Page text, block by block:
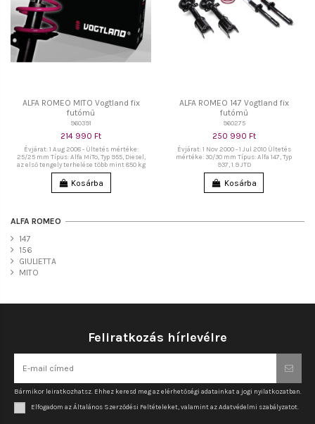
ALFA ROMEO MITO Vogtland fix
futómű
960391
214 990 Ft
Évjárat: 1 Aug 2008 - Ültetés mértéke:
25/25 mm Típus: Alfa MiTo, Typ 955, Diesel,
az első tengely terhelése több mint 850 kg
Kosárba
ALFA ROMEO 147 Vogtland fix
futómű
960275
250 990 Ft
Évjárat: 1 Nov 2000 - 1 Jul 2010 Ültetés
mértéke: 30/30 mm Típus: Alfa 147, Typ
937, 1.9 JTD
Kosárba
ALFA ROMEO
147
156
GIULIETTA
MITO
Feliratkozás hírlevélre
Bármikor leiratkozhatsz. Ehhez keresd meg az elérhetőségi adatainkat a jogi nyilatkozatban.
Elfogadom az Általános Szerződési Feltételeket, valamint az Adatvédelmi szabályzatot.